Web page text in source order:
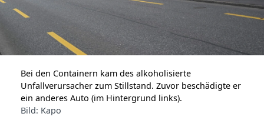
Bei den Containern kam des alkoholisierte
Unfallverursacher zum Stillstand. Zuvor beschädigte er
ein anderes Auto (im Hintergrund links).
Bild: Kapo